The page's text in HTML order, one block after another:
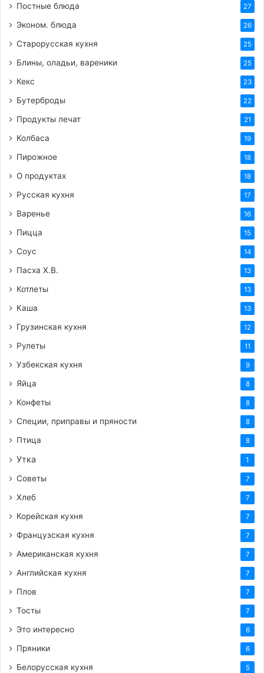
Постные блюда 27
Эконом. блюда 26
Старорусская кухня 25
Блины, оладьи, вареники 25
Кекс 23
Бутерброды 22
Продукты лечат 21
Колбаса 19
Пирожное 18
О продуктах 18
Русская кухня 17
Варенье 16
Пицца 15
Соус 14
Пасха Х.В. 13
Котлеты 13
Каша 13
Грузинская кухня 12
Рулеты 11
Узбекская кухня 9
Яйца 8
Конфеты 8
Специи, приправы и пряности 8
Птица 8
Утка 1
Советы 7
Хлеб 7
Корейская кухня 7
Французская кухня 7
Американская кухня 7
Английская кухня 7
Плов 7
Тосты 7
Это интересно 6
Пряники 6
Белорусская кухня 5